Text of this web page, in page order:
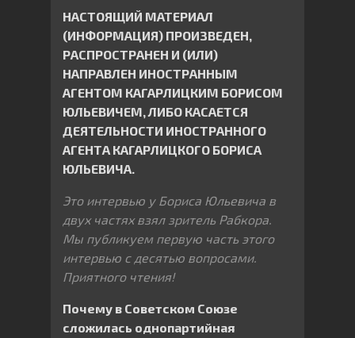
НАСТОЯЩИЙ МАТЕРИАЛ
(ИНФОРМАЦИЯ) ПРОИЗВЕДЕН,
РАСПРОСТРАНЕН И (ИЛИ)
НАПРАВЛЕН ИНОСТРАННЫМ
АГЕНТОМ КАГАРЛИЦКИМ БОРИСОМ
ЮЛЬЕВИЧЕМ, ЛИБО КАСАЕТСЯ
ДЕЯТЕЛЬНОСТИ ИНОСТРАННОГО
АГЕНТА КАГАРЛИЦКОГО БОРИСА
ЮЛЬЕВИЧА.
Это интервью у Бориса Юльевича в
двух частях взял зритель Рабкора.
Мы публикуем первую часть этого
интервью с десятью вопросами.
Приятного чтения!
Почему в Советском Союзе
сложилась однопартийная